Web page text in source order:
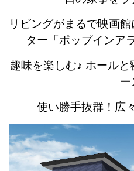
リビングがまるで映画
ター「ポップインア
趣味を楽しむ♪ ホール
ー
使い勝手抜群！広